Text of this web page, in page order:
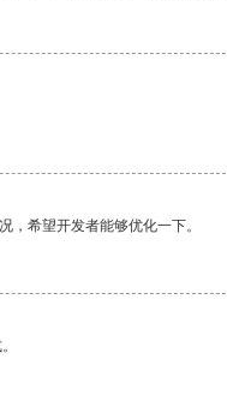
，希望开发者能够优化一下。